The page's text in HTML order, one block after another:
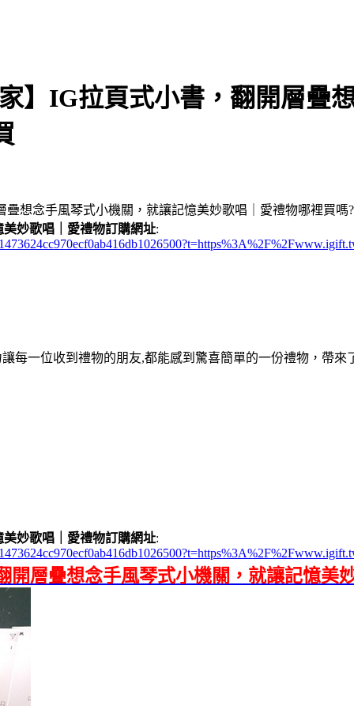
】IG拉頁式小書，翻開層疊
想念手風琴式小機關，就讓記憶美妙歌唱｜愛禮物哪裡買嗎?
美妙歌唱｜愛禮物訂購網址:
每一位收到禮物的朋友,都能感到驚喜簡單的一份禮物，帶來
美妙歌唱｜愛禮物訂購網址:
疊想念手風琴式小機關，就讓記憶美